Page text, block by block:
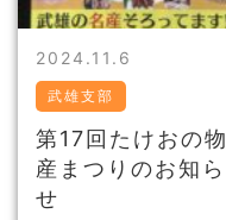
2024.11.6
武雄支部
第17回たけおの物
産まつりのお知ら
せ